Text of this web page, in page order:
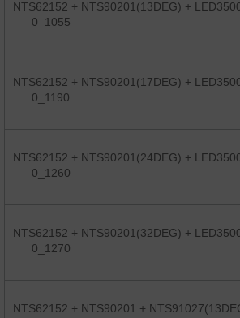
NTS62152 + NTS90201(13DEG) +
0_1055
NTS62152 + NTS90201(17DEG) +
0_1190
NTS62152 + NTS90201(24DEG) +
0_1260
NTS62152 + NTS90201(32DEG) +
0_1270
NTS62152 + NTS90201 +